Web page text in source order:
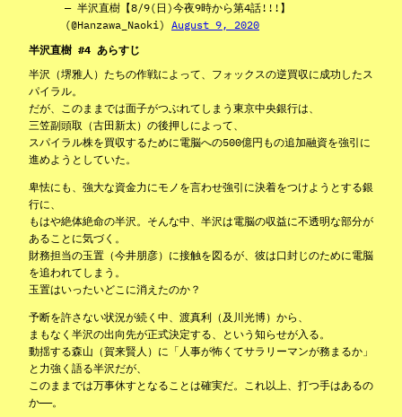
— 半沢直樹【8/9(日)今夜9時から第4話!!!】
(@Hanzawa_Naoki) August 9, 2020
半沢直樹 #4 あらすじ
半沢（堺雅人）たちの作戦によって、フォックスの逆買収に成功したス
パイラル。
だが、このままでは面子がつぶれてしまう東京中央銀行は、
三笠副頭取（古田新太）の後押しによって、
スパイラル株を買収するために電脳への500億円もの追加融資を強引に
進めようとしていた。
卑怯にも、強大な資金力にモノを言わせ強引に決着をつけようとする銀
行に、
もはや絶体絶命の半沢。そんな中、半沢は電脳の収益に不透明な部分が
あることに気づく。
財務担当の玉置（今井朋彦）に接触を図るが、彼は口封じのために電脳
を追われてしまう。
玉置はいったいどこに消えたのか？
予断を許さない状況が続く中、渡真利（及川光博）から、
まもなく半沢の出向先が正式決定する、という知らせが入る。
動揺する森山（賀来賢人）に「人事が怖くてサラリーマンが務まるか」
と力強く語る半沢だが、
このままでは万事休すとなることは確実だ。これ以上、打つ手はあるの
か——。